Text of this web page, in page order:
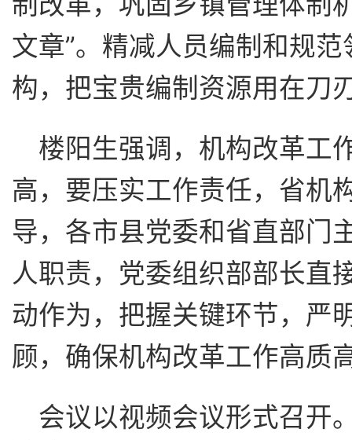
文章”。精减人员编制和规
构，把宝贵编制资源用在刀
楼阳生强调，机构改革工
高，要压实工作责任，省机
导，各市县党委和省直部门
人职责，党委组织部部长直
动作为，把握关键环节，严
顾，确保机构改革工作高质
会议以视频会议形式召开